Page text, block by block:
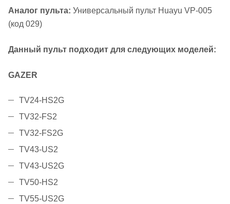
Аналог пульта: Универсальный пульт Huayu VP-005
(код 029)
Данный пульт подходит для следующих моделей:
GAZER
TV24-HS2G
TV32-FS2
TV32-FS2G
TV43-US2
TV43-US2G
TV50-HS2
TV55-US2G